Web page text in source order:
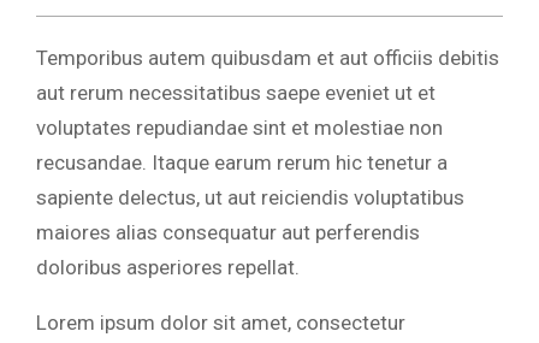
Temporibus autem quibusdam et aut officiis debitis
aut rerum necessitatibus saepe eveniet ut et
voluptates repudiandae sint et molestiae non
recusandae. Itaque earum rerum hic tenetur a
sapiente delectus, ut aut reiciendis voluptatibus
maiores alias consequatur aut perferendis
doloribus asperiores repellat.
Lorem ipsum dolor sit amet, consectetur